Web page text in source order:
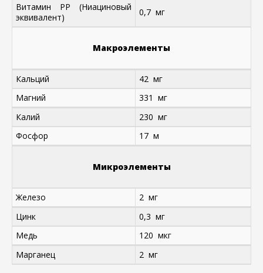
Витамин PP (Ниациновый
эквивалент)
0,7 мг
Макроэлементы
Кальций
42 мг
Магний
331 мг
Калий
230 мг
Фосфор
17 м
Микроэлементы
Железо
2 мг
Цинк
0,3 мг
Медь
120 мкг
Марганец
2 мг